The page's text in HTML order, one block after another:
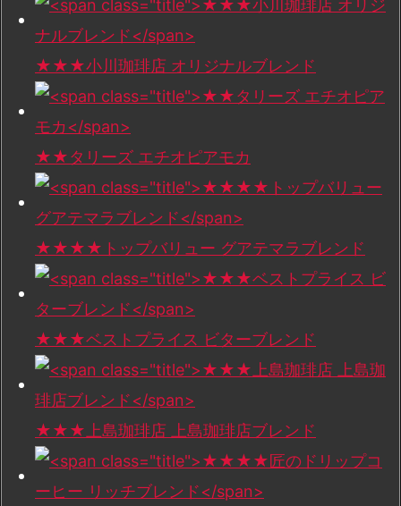
★★★小川珈琲店 オリジナルブレンド
★★タリーズ エチオピアモカ
★★★★トップバリュー グアテマラブレンド
★★★ベストプライス ビターブレンド
★★★上島珈琲店 上島珈琲店ブレンド